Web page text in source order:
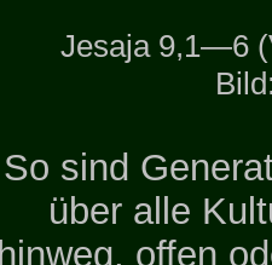
Jesaja 9,1—6
So sind
über alle
hinweg, offen